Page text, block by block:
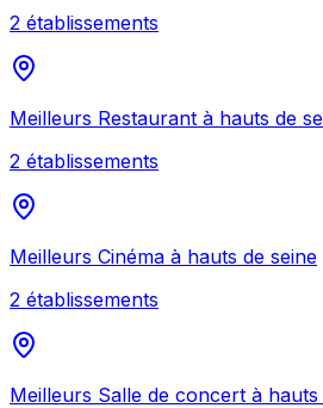
2 établissements
Meilleurs Restaurant à hauts de
2 établissements
Meilleurs Cinéma à hauts de seine
2 établissements
Meilleurs Salle de concert à hauts